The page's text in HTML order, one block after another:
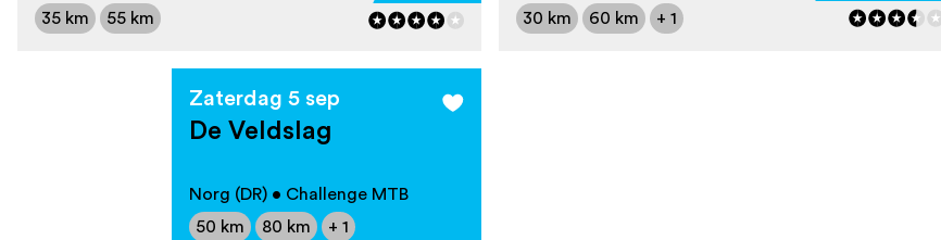
35 km
55 km
30 km
60 km + 1
Zaterdag 5 sep
De Veldslag
Norg (DR) • Challenge MTB
50 km
80 km + 1